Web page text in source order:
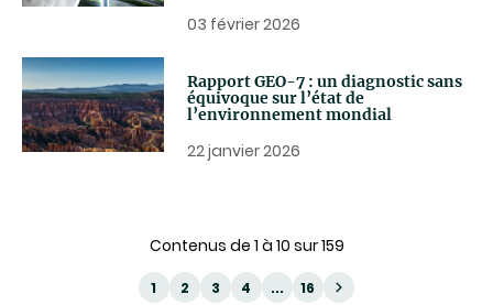
03 février 2026
Rapport GEO-7 : un diagnostic sans
équivoque sur l’état de
l’environnement mondial
22 janvier 2026
Contenus de 1 à 10 sur 159
1 2 3 4 ... 16